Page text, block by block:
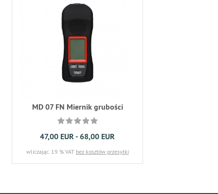
MD 07 FN Miernik grubości
47,00 EUR - 68,00 EUR
wliczając. 19 % VAT bez kosztów przesyłki